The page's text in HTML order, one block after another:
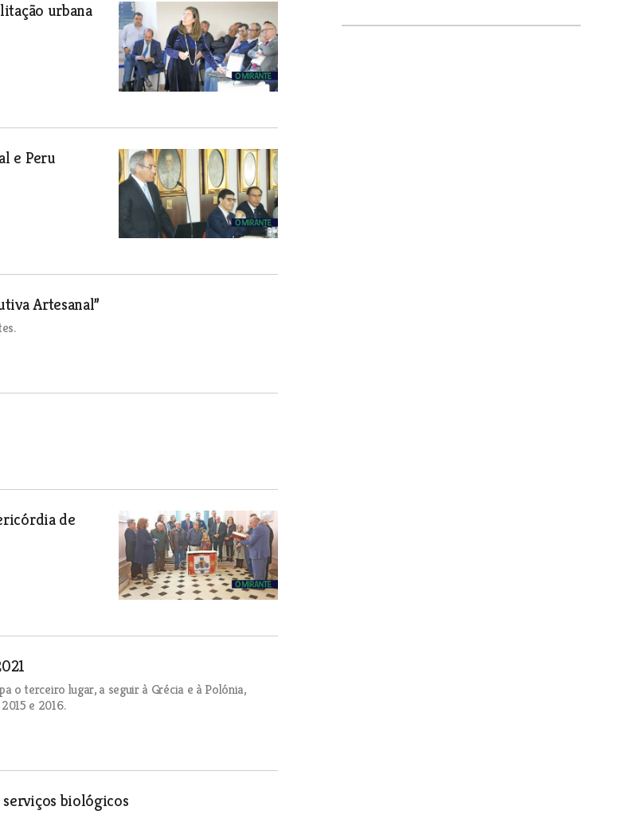
urbana
e Peru
Artesanal”
de
o terceiro lugar, a seguir à Grécia e à Polónia,
e 2016.
biológicos